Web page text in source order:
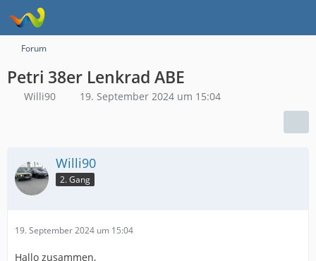
Forum
Petri 38er Lenkrad ABE
Willi90 19. September 2024 um 15:04
Willi90
2. Gang
19. September 2024 um 15:04
Hallo zusammen,